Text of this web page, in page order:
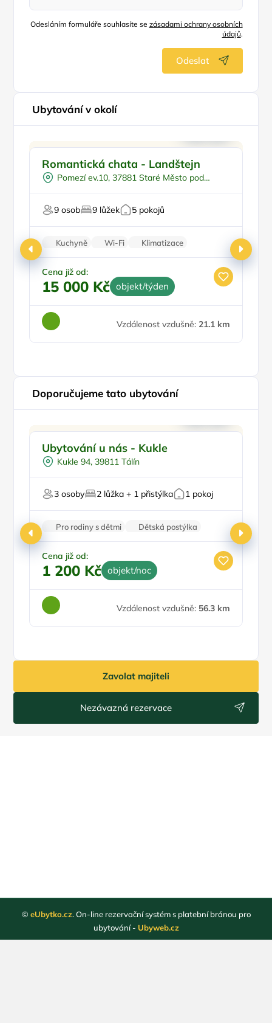
Odesláním formuláře souhlasíte se zásadami ochrany osobních
údajů.
Odeslat
Ubytování v okolí
Sauna
V lese
Pro milovníky přírody
Romantická chata - Landštejn
Pomezí ev.10, 37881 Staré Město pod
9 osob
9 lůžek 5 pokojů
Kuchyně Wi-Fi
Klimatizace
Zvířata povolena
Pračka
Cena již od:
15 000 Kč objekt/týden
Vzdálenost vzdušně: 21.1 km
Doporučujeme tato ubytování
Vířivka
Na samotě
Sauna
Ubytování u nás - Kukle
Kukle 94, 39811 Tálín
3 osoby 2 lůžka + 1 přistýlka 1 pokoj
Pro rodiny s dětmi
Dětská postýlka
U lesa
Wi-Fi Balkon/terasa
Cena již od:
1 200 Kč objekt/noc
Vzdálenost vzdušně: 56.3 km
Zavolat majiteli
Nezávazná rezervace
© eUbytko.cz. On-line rezervační systém s platební bránou pro
ubytování - Ubyweb.cz